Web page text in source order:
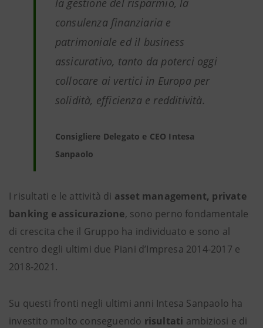
la gestione del risparmio, la
consulenza finanziaria e
patrimoniale ed il business
assicurativo, tanto da poterci oggi
collocare ai vertici in Europa per
solidità, efficienza e redditività.
Consigliere Delegato e CEO Intesa
Sanpaolo
I risultati e le attività di asset management, private
banking e assicurazione, sono perno fondamentale
di crescita che il Gruppo ha individuato e sono al
centro degli ultimi due Piani d’Impresa 2014-2017 e
2018-2021.
Su questi fronti negli ultimi anni Intesa Sanpaolo ha
investito molto conseguendo risultati ambiziosi e di